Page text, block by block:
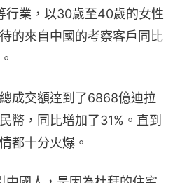
行業，以30歲至40歲的女性
的來自中國的考察客戶同比
成交額達到了6868億迪拉
幣，同比增加了31%。直到
都十分火爆。